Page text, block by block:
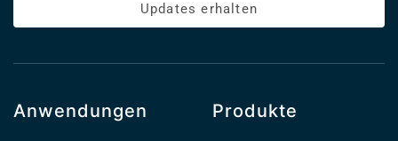
Updates erhalten
Anwendungen Produkte